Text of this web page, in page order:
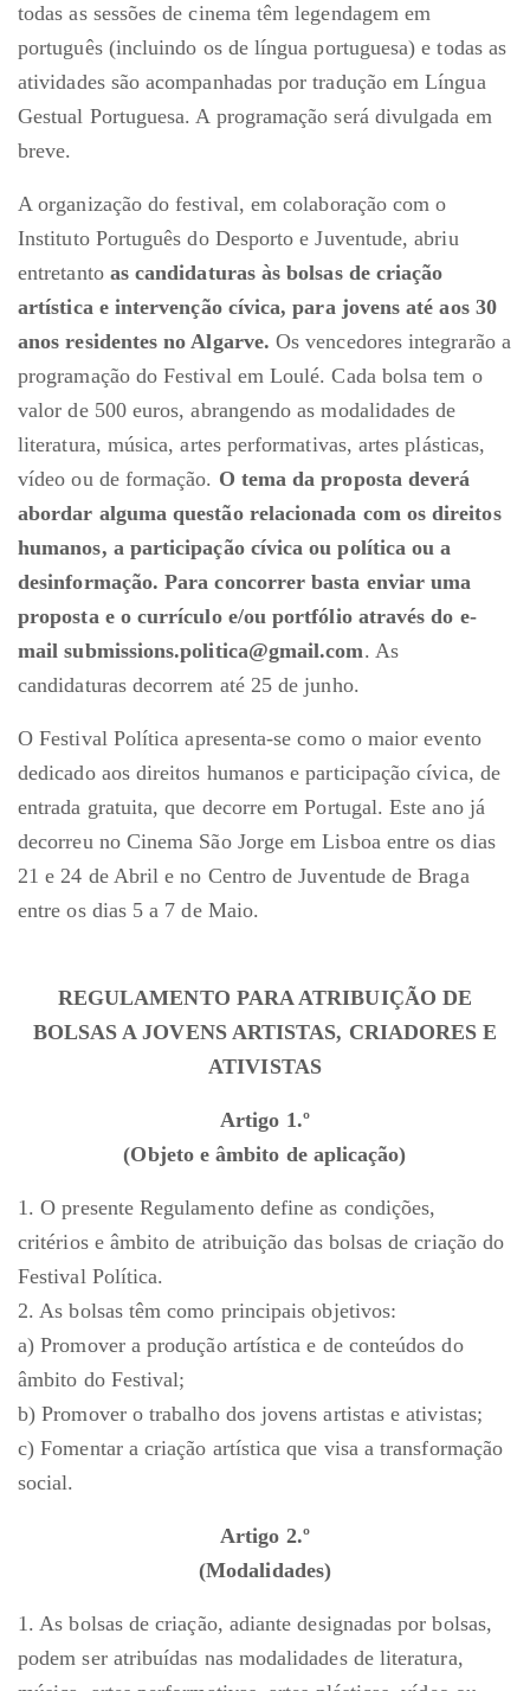
todas as sessões de cinema têm legendagem em
português (incluindo os de língua portuguesa) e todas as
atividades são acompanhadas por tradução em Língua
Gestual Portuguesa. A programação será divulgada em
breve.
A organização do festival, em colaboração com o
Instituto Português do Desporto e Juventude, abriu
entretanto as candidaturas às bolsas de criação
artística e intervenção cívica, para jovens até aos 30
anos residentes no Algarve. Os vencedores integrarão a
programação do Festival em Loulé. Cada bolsa tem o
valor de 500 euros, abrangendo as modalidades de
literatura, música, artes performativas, artes plásticas,
vídeo ou de formação. O tema da proposta deverá
abordar alguma questão relacionada com os direitos
humanos, a participação cívica ou política ou a
desinformação. Para concorrer basta enviar uma
proposta e o currículo e/ou portfólio através do e-
mail submissions.politica@gmail.com. As
candidaturas decorrem até 25 de junho.
O Festival Política apresenta-se como o maior evento
dedicado aos direitos humanos e participação cívica, de
entrada gratuita, que decorre em Portugal. Este ano já
decorreu no Cinema São Jorge em Lisboa entre os dias
21 e 24 de Abril e no Centro de Juventude de Braga
entre os dias 5 a 7 de Maio.
REGULAMENTO PARA ATRIBUIÇÃO DE
BOLSAS A JOVENS ARTISTAS, CRIADORES E
ATIVISTAS
Artigo 1.º
(Objeto e âmbito de aplicação)
1. O presente Regulamento define as condições,
critérios e âmbito de atribuição das bolsas de criação do
Festival Política.
2. As bolsas têm como principais objetivos:
a) Promover a produção artística e de conteúdos do
âmbito do Festival;
b) Promover o trabalho dos jovens artistas e ativistas;
c) Fomentar a criação artística que visa a transformação
social.
Artigo 2.º
(Modalidades)
1. As bolsas de criação, adiante designadas por bolsas,
podem ser atribuídas nas modalidades de literatura,